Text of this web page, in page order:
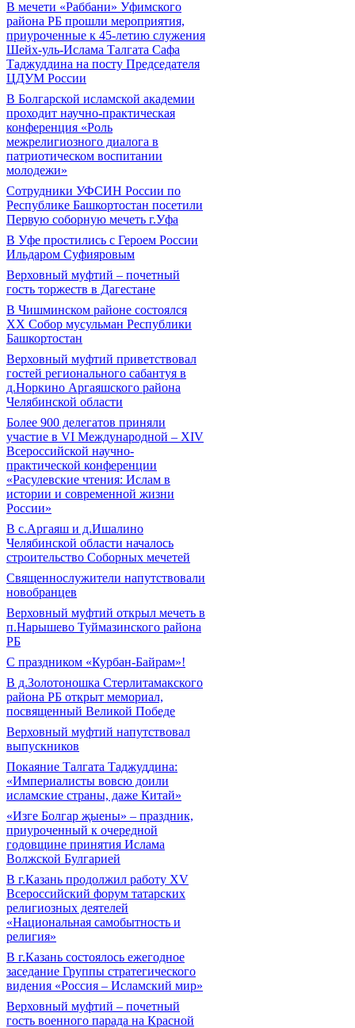
В мечети «Раббани» Уфимского
района РБ прошли мероприятия,
приуроченные к 45-летию служения
Шейх-уль-Ислама Талгата Сафа
Таджуддина на посту Председателя
ЦДУМ России
В Болгарской исламской академии
проходит научно-практическая
конференция «Роль
межрелигиозного диалога в
патриотическом воспитании
молодежи»
Сотрудники УФСИН России по
Республике Башкортостан посетили
Первую соборную мечеть г.Уфа
В Уфе простились с Героем России
Ильдаром Суфияровым
Верховный муфтий – почетный
гость торжеств в Дагестане
В Чишминском районе состоялся
XX Собор мусульман Республики
Башкортостан
Верховный муфтий приветствовал
гостей регионального сабантуя в
д.Норкино Аргаяшского района
Челябинской области
Более 900 делегатов приняли
участие в VI Международной – ХIV
Всероссийской научно-
практической конференции
«Расулевские чтения: Ислам в
истории и современной жизни
России»
В с.Аргаяш и д.Ишалино
Челябинской области началось
строительство Соборных мечетей
Священнослужители напутствовали
новобранцев
Верховный муфтий открыл мечеть в
п.Нарышево Туймазинского района
РБ
С праздником «Курбан-Байрам»!
В д.Золотоношка Стерлитамакского
района РБ открыт мемориал,
посвященный Великой Победе
Верховный муфтий напутствовал
выпускников
Покаяние Талгата Таджуддина:
«Империалисты вовсю доили
исламские страны, даже Китай»
«Изге Болгар җыены» – праздник,
приуроченный к очередной
годовщине принятия Ислама
Волжской Булгарией
В г.Казань продолжил работу XV
Всероссийский форум татарских
религиозных деятелей
«Национальная самобытность и
религия»
В г.Казань состоялось ежегодное
заседание Группы стратегического
видения «Россия – Исламский мир»
Верховный муфтий – почетный
гость военного парада на Красной